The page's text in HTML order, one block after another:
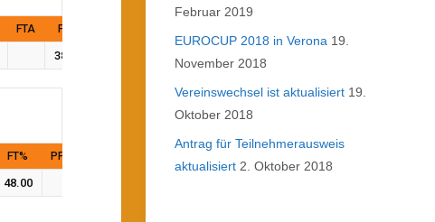
FTA FT%
38.46
FT% PF
48.00
Februar 2019
EUROCUP 2018 in Verona 19.
November 2018
Vereinswechsel ist aktualisiert 19.
Oktober 2018
Antrag für Teilnehmerausweis
aktualisiert 2. Oktober 2018